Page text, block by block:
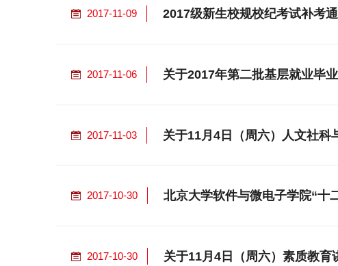
2017-11-09 2017级新生校规校纪考试补考
2017-11-06 关于2017年第二批基层就业毕
2017-11-03 关于11月4日（周六）人文社科
2017-10-30 北京大学软件与微电子学院“十
2017-10-30 关于11月4日（周六）素质教育